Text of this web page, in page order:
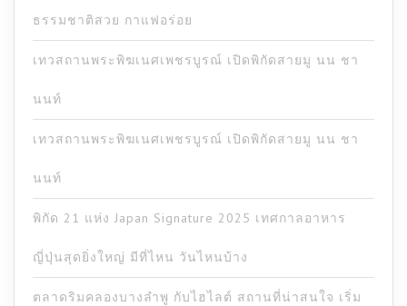
ธรรมชาติสวย กาแฟอร่อย
เทวสถานพระพิฆเนศเพชรบูรณ์ เปิดพิกัดสายมู นน ชา
นนท์
เทวสถานพระพิฆเนศเพชรบูรณ์ เปิดพิกัดสายมู นน ชา
นนท์
พิกัด 21 แห่ง Japan Signature 2025 เทศกาลอาหาร
ญี่ปุ่นสุดยิ่งใหญ่ มีที่ไหน วันไหนบ้าง
ตลาดริมคลองบางลำพู กับไฮไลต์ สถานที่น่าสนใจ เริ่ม